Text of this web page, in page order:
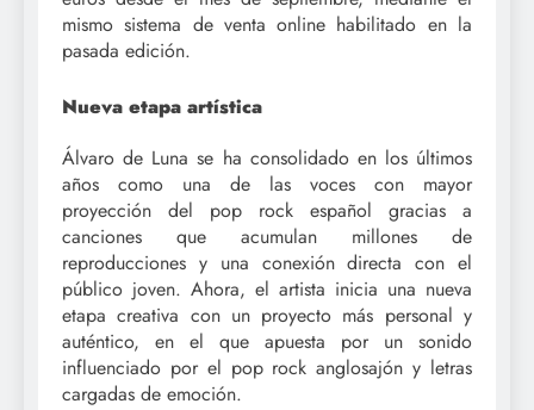
mismo sistema de venta online habilitado en la
pasada edición.
Nueva etapa artística
Álvaro de Luna se ha consolidado en los últimos
años como una de las voces con mayor
proyección del pop rock español gracias a
canciones que acumulan millones de
reproducciones y una conexión directa con el
público joven. Ahora, el artista inicia una nueva
etapa creativa con un proyecto más personal y
auténtico, en el que apuesta por un sonido
influenciado por el pop rock anglosajón y letras
cargadas de emoción.